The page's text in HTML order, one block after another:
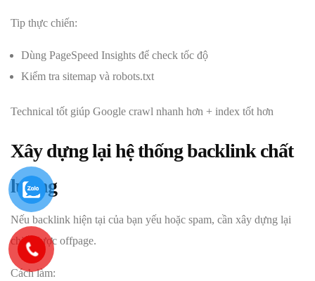
Tip thực chiến:
Dùng PageSpeed Insights để check tốc độ
Kiểm tra sitemap và robots.txt
Technical tốt giúp Google crawl nhanh hơn + index tốt hơn
Xây dựng lại hệ thống backlink chất
lượng
Nếu backlink hiện tại của bạn yếu hoặc spam, cần xây dựng lại
chiến lược offpage.
Cách làm: